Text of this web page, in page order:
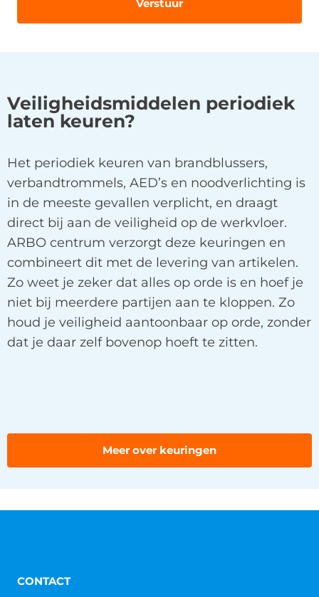
Veiligheidsmiddelen periodiek
laten keuren?
Het periodiek keuren van brandblussers,
verbandtrommels, AED’s en noodverlichting is
in de meeste gevallen verplicht, en draagt
direct bij aan de veiligheid op de werkvloer.
ARBO centrum verzorgt deze keuringen en
combineert dit met de levering van artikelen.
Zo weet je zeker dat alles op orde is en hoef je
niet bij meerdere partijen aan te kloppen. Zo
houd je veiligheid aantoonbaar op orde, zonder
dat je daar zelf bovenop hoeft te zitten.
Meer over keuringen
CONTACT